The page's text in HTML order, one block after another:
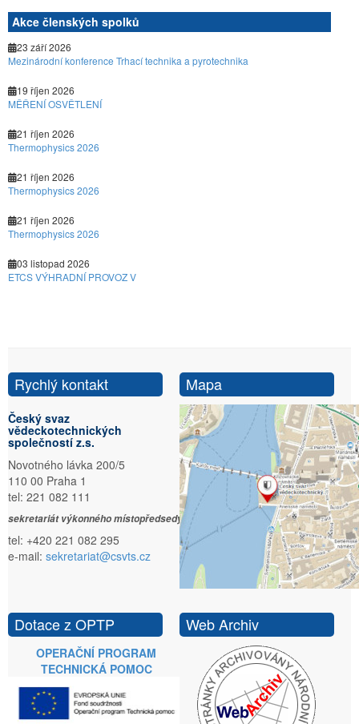
Akce členských spolků
23 září 2026
Mezinárodní konference Trhací technika a pyrotechnika
19 říjen 2026
MĚŘENÍ OSVĚTLENÍ
21 říjen 2026
Thermophysics 2026
21 říjen 2026
Thermophysics 2026
21 říjen 2026
Thermophysics 2026
03 listopad 2026
ETCS VÝHRADNÍ PROVOZ V
Rychlý kontakt
Český svaz
vědeckotechnických
společností z.s.
Novotného lávka 200/5
110 00 Praha 1
tel: 221 082 111
sekretariát výkonného místopředsedy:
tel: +420 221 082 295
e-mail: sekretariat@csvts.cz
Mapa
Dotace z OPTP
OPERAČNÍ PROGRAM
TECHNICKÁ POMOC
Web Archiv